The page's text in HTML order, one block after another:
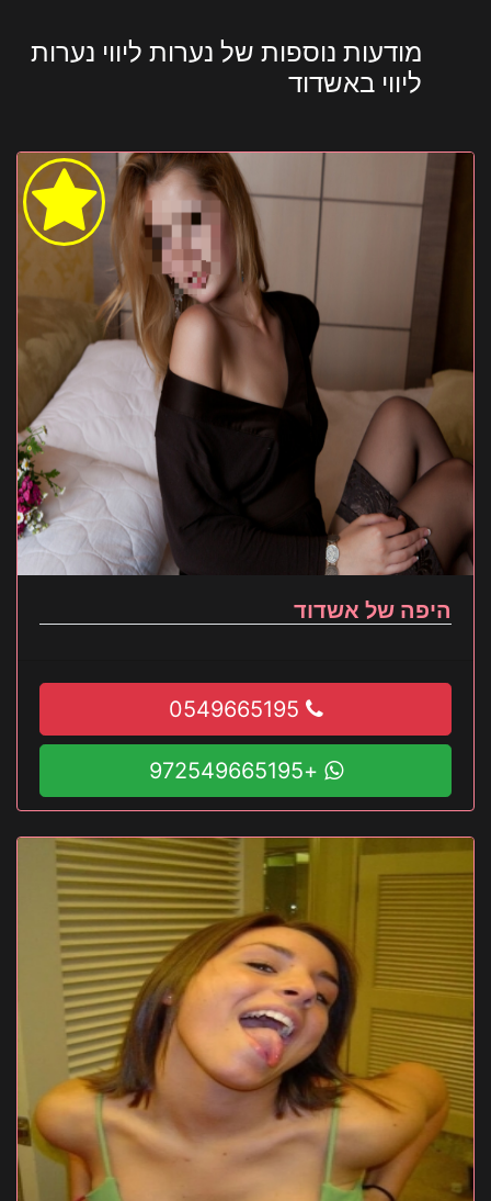
מודעות נוספות של נערות ליווי נערות
ליווי באשדוד
היפה של אשדוד
+972549665195